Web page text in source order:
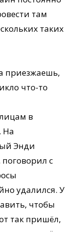
там
таких
приезжаешь,
что-то
в
На
Энди
с
удалился. У
чтобы
так пришёл,